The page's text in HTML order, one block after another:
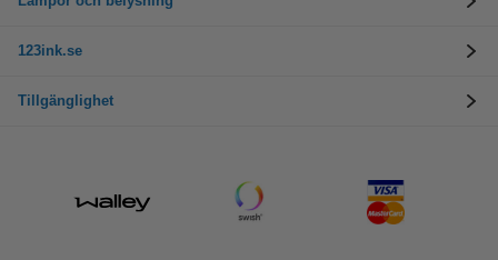
123ink.se
Tillgänglighet